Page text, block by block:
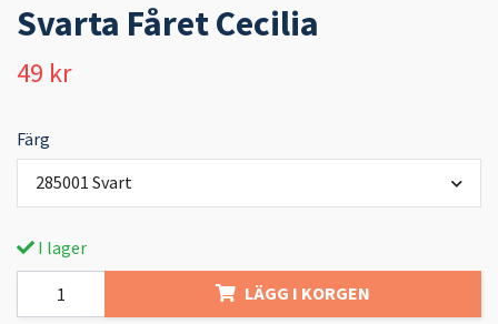
Svarta Fåret Cecilia
49 kr
Färg
285001 Svart
I lager
LÄGG I KORGEN